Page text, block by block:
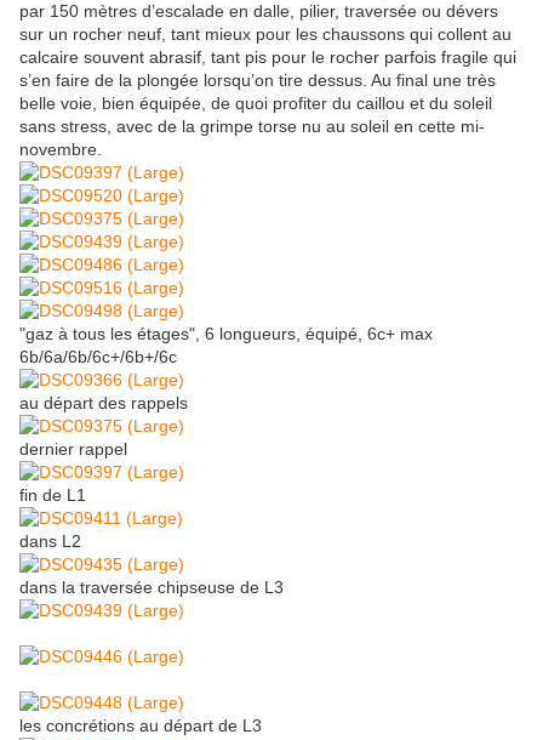
par 150 mètres d’escalade en dalle, pilier, traversée ou dévers
sur un rocher neuf, tant mieux pour les chaussons qui collent au
calcaire souvent abrasif, tant pis pour le rocher parfois fragile qui
s’en faire de la plongée lorsqu’on tire dessus. Au final une très
belle voie, bien équipée, de quoi profiter du caillou et du soleil
sans stress, avec de la grimpe torse nu au soleil en cette mi-
novembre.
"gaz à tous les étages", 6 longueurs, équipé, 6c+ max
6b/6a/6b/6c+/6b+/6c
au départ des rappels
dernier rappel
fin de L1
dans L2
dans la traversée chipseuse de L3
les concrétions au départ de L3